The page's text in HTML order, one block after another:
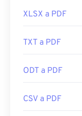
XLSX a PDF
TXT a PDF
ODT a PDF
CSV a PDF